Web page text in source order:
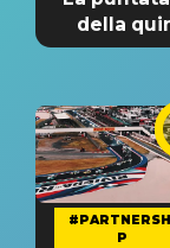
della
#PARTNERSHI
P